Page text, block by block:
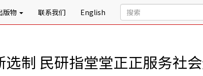
版物 联系我们 English
制 民研指堂堂正正服务社